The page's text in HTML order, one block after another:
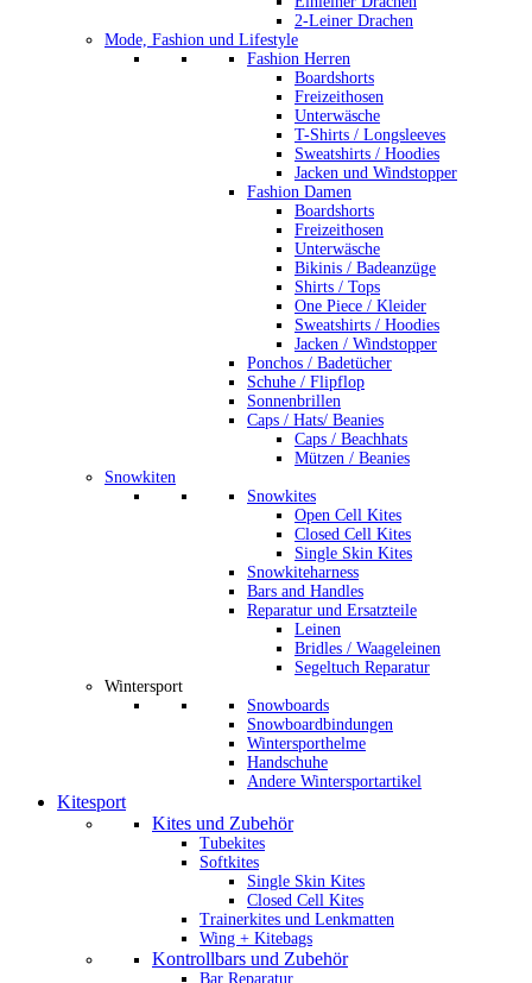
2-Leiner Drachen
Mode, Fashion und Lifestyle
Fashion Herren
Boardshorts
Freizeithosen
Unterwäsche
T-Shirts / Longsleeves
Sweatshirts / Hoodies
Jacken und Windstopper
Fashion Damen
Boardshorts
Freizeithosen
Unterwäsche
Bikinis / Badeanzüge
Shirts / Tops
One Piece / Kleider
Sweatshirts / Hoodies
Jacken / Windstopper
Ponchos / Badetücher
Schuhe / Flipflop
Sonnenbrillen
Caps / Hats/ Beanies
Caps / Beachhats
Mützen / Beanies
Snowkiten
Snowkites
Open Cell Kites
Closed Cell Kites
Single Skin Kites
Snowkiteharness
Bars and Handles
Reparatur und Ersatzteile
Leinen
Bridles / Waageleinen
Segeltuch Reparatur
Wintersport
Snowboards
Snowboardbindungen
Wintersporthelme
Handschuhe
Andere Wintersportartikel
Kitesport
Kites und Zubehör
Tubekites
Softkites
Single Skin Kites
Closed Cell Kites
Trainerkites und Lenkmatten
Wing + Kitebags
Kontrollbars und Zubehör
Bar Reparatur